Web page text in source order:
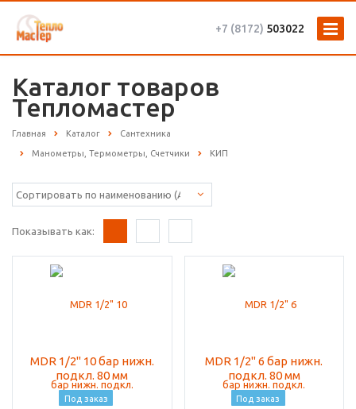
+7 (8172) 503022
Каталог товаров
Тепломастер
Главная Каталог Сантехника
Манометры, Термометры, Счетчики КИП
Показывать как:
MDR 1/2" 10 бар нижн.
подкл. 80 мм
Под заказ
MDR 1/2" 6 бар нижн.
подкл. 80 мм
Под заказ